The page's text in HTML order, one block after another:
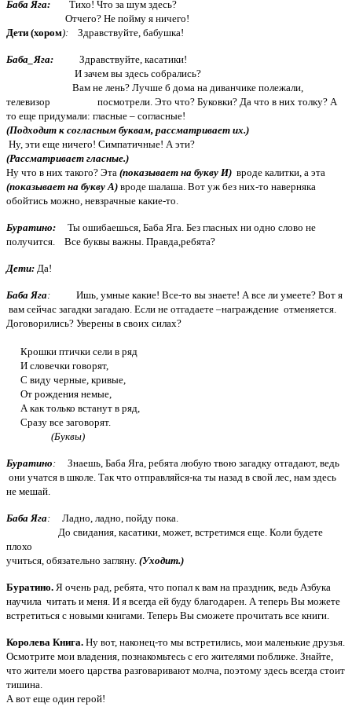
Баба Яга: Тихо! Что за шум здесь?
Отчего? Не пойму я ничего!
Дети (хором): Здравствуйте, бабушка!
Баба_Яга: Здравствуйте, касатики!
И зачем вы здесь собрались?
Вам не лень? Лучше б дома на диванчике полежали,
телевизор посмотрели. Это что? Буковки? Да что в них толку? А
то еще придумали: гласные – согласные!
(Подходит к согласным буквам, рассматривает их.)
Ну, эти еще ничего! Симпатичные! А эти?
(Рассматривает гласные.)
Ну что в них такого? Эта (показывает на букву И) вроде калитки, а эта
(показывает на букву А) вроде шалаша. Вот уж без них-то наверняка
обойтись можно, невзрачные какие-то.
Буратино:
Ты ошибаешься, Баба Яга. Без гласных ни одно слово не
получится. Все буквы важны. Правда,ребята?
Дети: Да!
Баба Яга: Ишь, умные какие! Все-то вы знаете! А все ли умеете? Вот я
вам сейчас загадки загадаю. Если не отгадаете –награждение отменяется.
Договорились? Уверены в своих силах?
Крошки птички сели в ряд
И словечки говорят,
С виду черные, кривые,
От рождения немые,
А как только встанут в ряд,
Сразу все заговорят.
(Буквы)
Буратино: Знаешь, Баба Яга, ребята любую твою загадку отгадают, ведь
они учатся в школе. Так что отправляйся-ка ты назад в свой лес, нам здесь
не мешай.
Баба Яга: Ладно, ладно, пойду пока.
До свидания, касатики, может, встретимся еще. Коли будете
плохо
учиться, обязательно загляну. (Уходит.)
Буратино. Я очень рад, ребята, что попал к вам на праздник, ведь Азбука
научила читать и меня. И я всегда ей буду благодарен. А теперь Вы можете
встретиться с новыми книгами. Теперь Вы сможете прочитать все книги.
Королева Книга. Ну вот, наконец-то мы встретились, мои маленькие друзья.
Осмотрите мои владения, познакомьтесь с его жителями поближе. Знайте,
что жители моего царства разговаривают молча, поэтому здесь всегда стоит
тишина.
А вот еще один герой!